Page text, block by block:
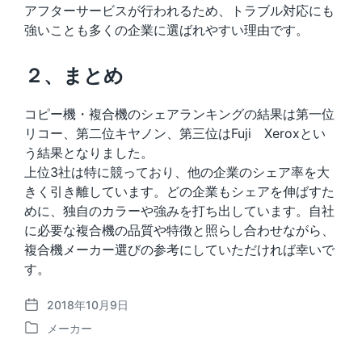
アフターサービスが行われるため、トラブル対応にも
強いことも多くの企業に選ばれやすい理由です。
２、まとめ
コピー機・複合機のシェアランキングの結果は第一位
リコー、第二位キヤノン、第三位はFuji Xeroxとい
う結果となりました。
上位3社は特に競っており、他の企業のシェア率を大
きく引き離しています。どの企業もシェアを伸ばすた
めに、独自のカラーや強みを打ち出しています。自社
に必要な複合機の品質や特徴と照らし合わせながら、
複合機メーカー選びの参考にしていただければ幸いで
す。
P
o
2018年10月9日
P
メーカー